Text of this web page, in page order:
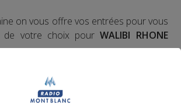
on vous offre vos entrées pour vous
de votre choix pourWALIBI RHONE
: